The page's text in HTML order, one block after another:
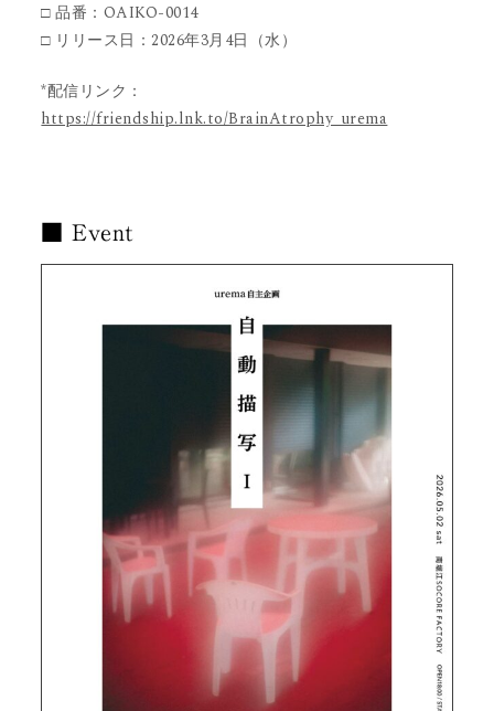
□ 品番：OAIKO-0014
□ リリース日：2026年3月4日（水）
*配信リンク：
https://friendship.lnk.to/BrainAtrophy_urema
■ Event